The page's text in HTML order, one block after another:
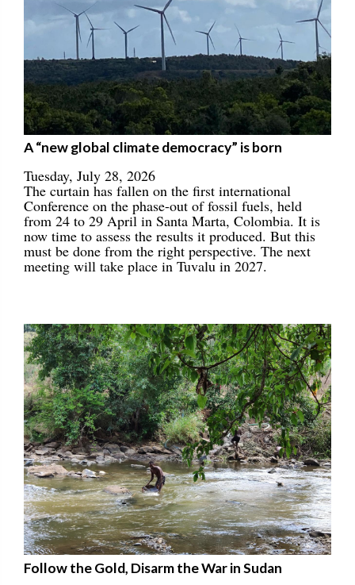
A “new global climate democracy” is born
Tuesday, July 28, 2026
The curtain has fallen on the first international
Conference on the phase-out of fossil fuels, held
from 24 to 29 April in Santa Marta, Colombia. It is
now time to assess the results it produced. But this
must be done from the right perspective. The next
meeting will take place in Tuvalu in 2027.
Follow the Gold, Disarm the War in Sudan